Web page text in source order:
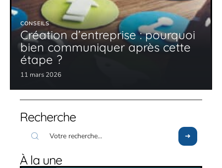
CONSEILS
Création d’entreprise : pourquoi
bien communiquer après cette
étape ?
11 mars 2026
Recherche
À la une